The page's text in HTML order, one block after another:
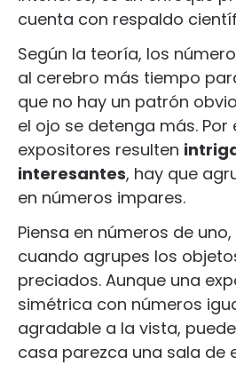
cuenta con respaldo
Según la teoría, los
al cerebro más tiempo
que no hay un patrón
el ojo se detenga más. Por
expositores resulten
interesantes, hay que
en números impares.
Piensa en números de
cuando agrupes los
preciados. Aunque una
simétrica con números
agradable a la vista,
casa parezca una sala de